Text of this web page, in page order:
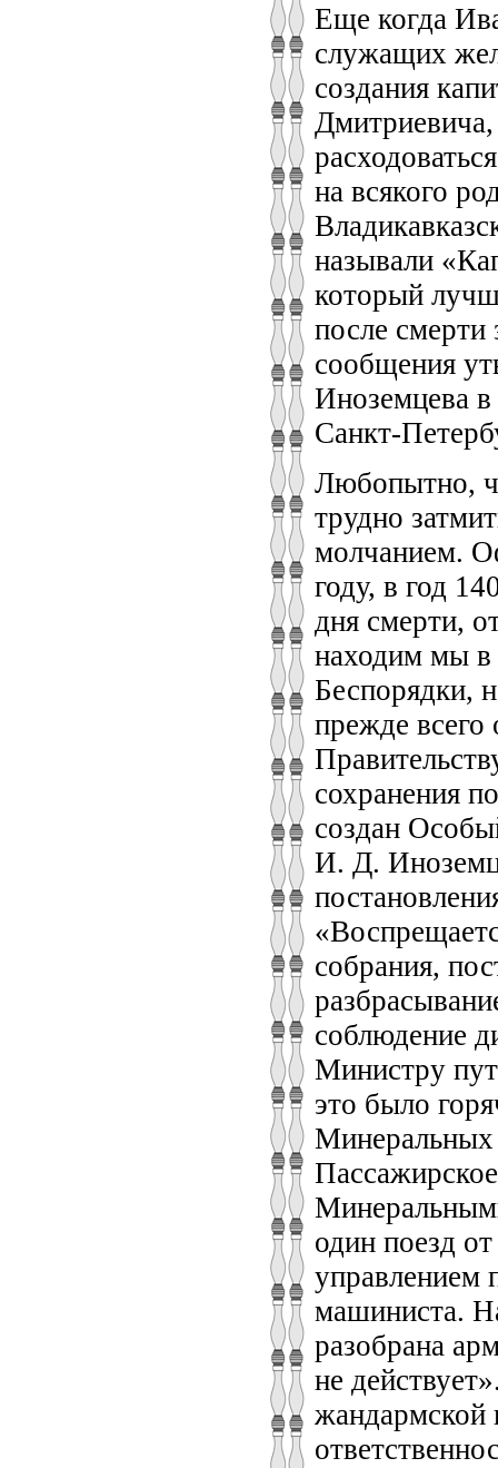
Еще когда
служащих
создания
на всякого
называли
который
после смерти
сообщения
Иноземцева
Санкт-
Любопытно,
трудно
молчанием.
году, в год
дня смерти,
находим мы в
Беспорядки,
прежде всего
сохранения
создан
И. Д.
собрания,
соблюдение
Министру
это было
один поезд
управлением
машиниста.
разобрана
не
жандармской